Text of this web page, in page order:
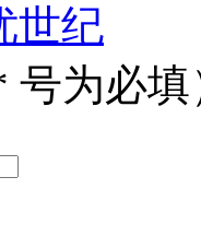
世纪
号为必填